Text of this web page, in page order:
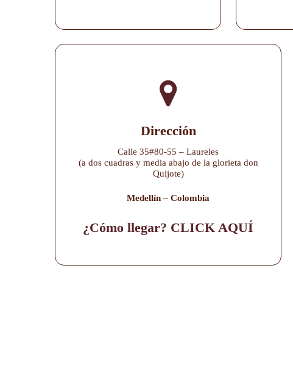
Dirección
Calle 35#80-55 – Laureles
(a dos cuadras y media abajo de la glorieta don
Quijote)
Medellín – Colombia
¿Cómo llegar? CLICK AQUÍ